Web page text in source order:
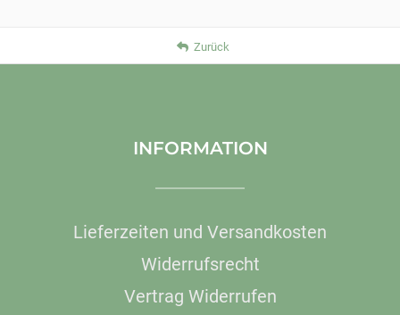
Zurück
INFORMATION
Lieferzeiten und Versandkosten
Widerrufsrecht
Vertrag Widerrufen